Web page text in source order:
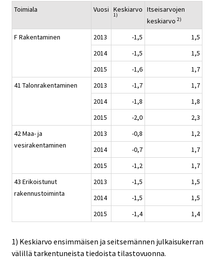
Toimiala Vuosi Keskiarvo
1)
Itseisarvojen
keskiarvo 2)
F Rakentaminen 2013 -1,5
1,5
2014
-1,5
1,5
2015
-1,6
1,7
41 Talonrakentaminen
2013 -1,7
1,7
2014
-1,8
1,8
2015
-2,0
2,3
42 Maa- ja
vesirakentaminen
2013 -0,8
1,2
2014
-0,7
1,7
2015
-1,2
1,7
43 Erikoistunut
rakennustoiminta
2013 -1,5
1,5
2014
-1,5
1,5
2015
-1,4 1,4
1) Keskiarvo ensimmäisen ja seitsemännen julkaisukerran
välillä tarkentuneista tiedoista tilastovuonna.